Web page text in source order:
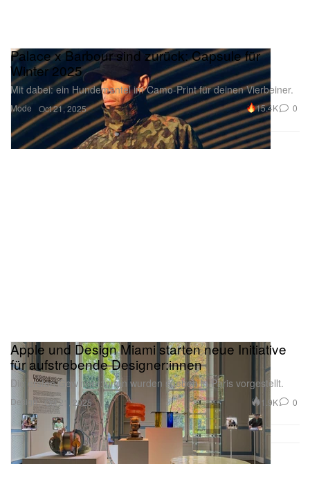
Mode
Palace x Barbour sind zurück: Capsule für
Winter 2025
Mit dabei: ein Hundemantel im Camo-Print für deinen Vierbeiner.
Oct 21, 2025 15.4K 0
Design
Apple und Design Miami starten neue Initiative
für aufstrebende Designer:innen
Die ersten Gewinner:innen wurden soeben in Paris vorgestellt.
Oct 21, 2025 1.9K 0